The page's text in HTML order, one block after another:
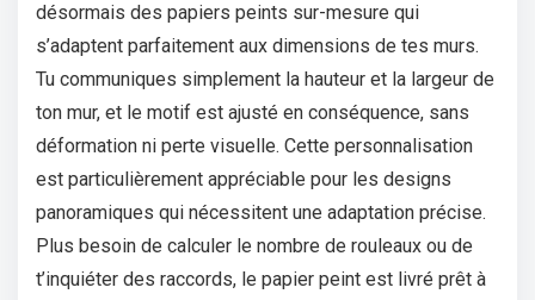
désormais des papiers peints sur-mesure qui
s’adaptent parfaitement aux dimensions de tes murs.
Tu communiques simplement la hauteur et la largeur de
ton mur, et le motif est ajusté en conséquence, sans
déformation ni perte visuelle. Cette personnalisation
est particulièrement appréciable pour les designs
panoramiques qui nécessitent une adaptation précise.
Plus besoin de calculer le nombre de rouleaux ou de
t’inquiéter des raccords, le papier peint est livré prêt à